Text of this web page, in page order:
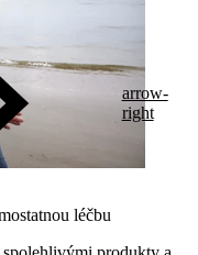
arrow-
right
léčbu